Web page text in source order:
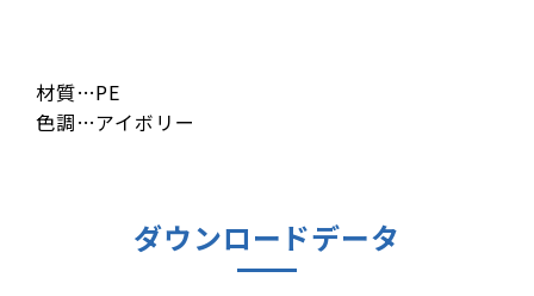
材質…PE
色調…アイボリー
ダウンロードデータ